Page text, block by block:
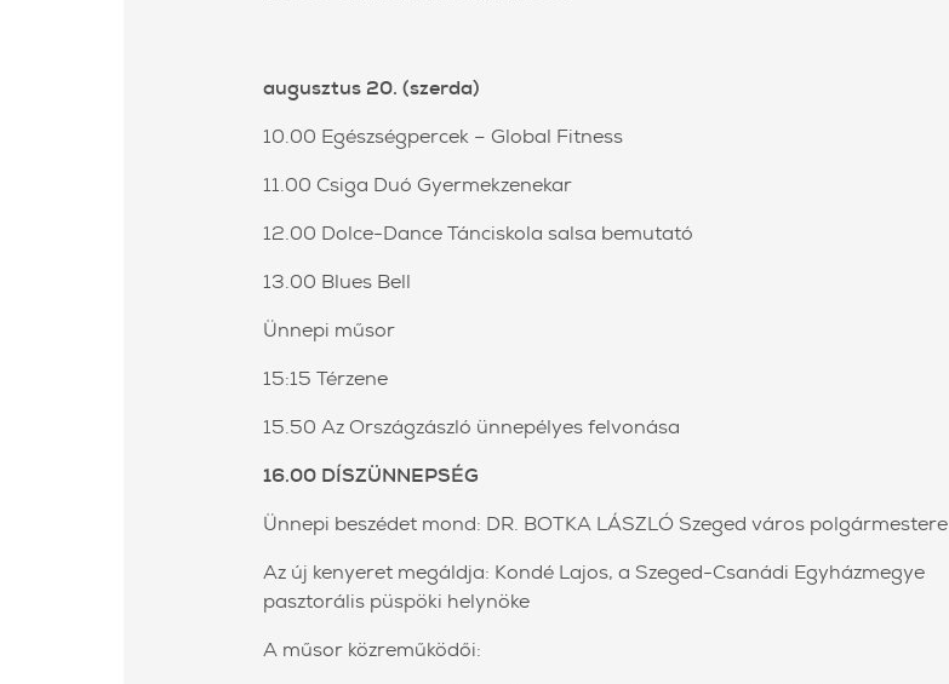
augusztus 20. (szerda)
10.00 Egészségpercek – Global Fitness
11.00 Csiga Duó Gyermekzenekar
12.00 Dolce-Dance Tánciskola salsa bemutató
13.00 Blues Bell
Ünnepi műsor
15:15 Térzene
15.50 Az Országzászló ünnepélyes felvonása
16.00 DÍSZÜNNEPSÉG
Ünnepi beszédet mond: DR. BOTKA LÁSZLÓ Szeged város polgármestere
Az új kenyeret megáldja: Kondé Lajos, a Szeged-Csanádi Egyházmegye
pasztorális püspöki helynöke
A műsor közreműködői: